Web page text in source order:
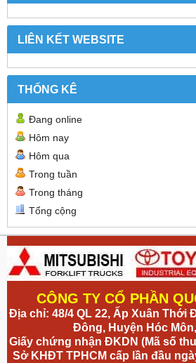
LIÊN KẾT WEBSITE
THỐNG KÊ
Đang online
Hôm nay
Hôm qua
Trong tuần
Trong tháng
Tổng cộng
CÔNG TY CỔ PHẦN
Địa chỉ: 48/4 QL 22, Ấp Xuân Thới
Đông, Huyện Hóc Môn,
Giấy chứng nhận ĐKDN (Mã số
Sở KHĐT TPHCM cấp lần đầu